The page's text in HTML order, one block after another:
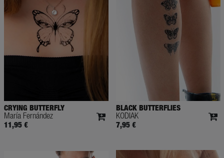
CRYING BUTTERFLY
María Fernández
11,95 €
BLACK BUTTERFLIES
KODIAK
7,95 €